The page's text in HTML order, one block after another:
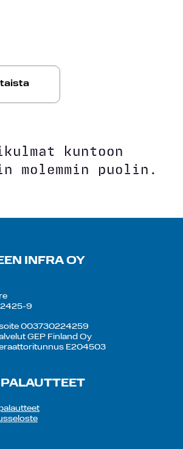
kuntoon
molemmin puolin.
INFRA OY
9
003730224259
GEP Finland Oy
E204503